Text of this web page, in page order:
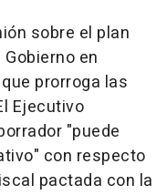
sobre el plan
en
prorroga las
Ejecutivo
"puede
con respecto
pactada con la